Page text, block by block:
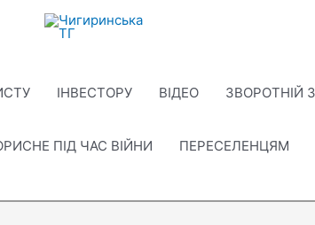
ІНВЕСТОРУ ВІДЕО ЗВОРОТНІЙ
ПІД ЧАС ВІЙНИ ПЕРЕСЕЛЕНЦЯМ